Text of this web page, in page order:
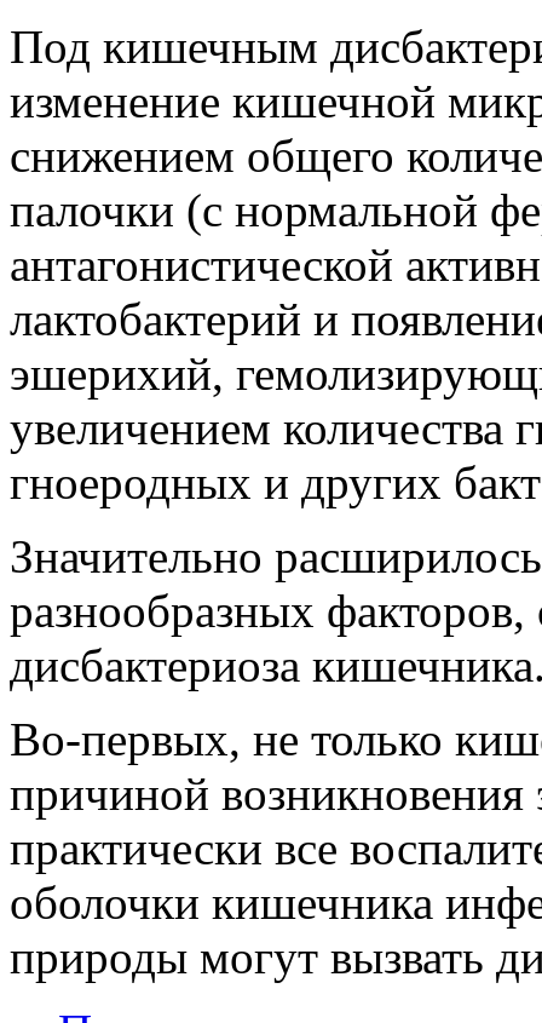
Под кишечным
изменение кишечной
снижением общего
палочки (с нормальной
антагонистической
лактобактерий и
эшерихий,
увеличением количества
гноеродных и других
Значительно
разнообразных
дисбактериоза
Во-первых, не только
причиной возникновения
практически все
оболочки кишечника
природы могут вызвать